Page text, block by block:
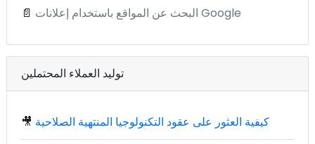
📄 البحث عن المواقع باستخدام إعلانات Google
توليد العملاء المحتملين
🎥 كيفية العثور على عقود التكنولوجيا المنتهية الصلاحية